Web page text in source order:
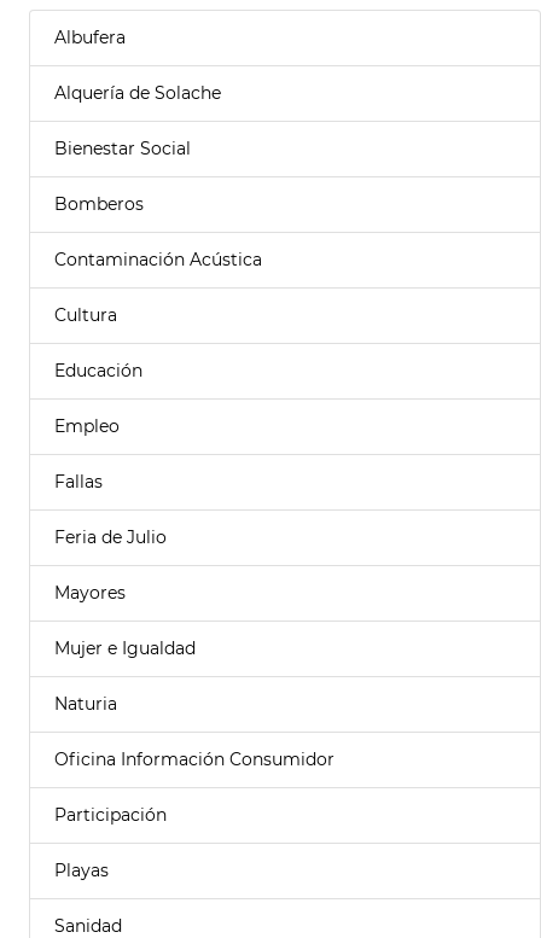
Albufera
Alquería de Solache
Bienestar Social
Bomberos
Contaminación Acústica
Cultura
Educación
Empleo
Fallas
Feria de Julio
Mayores
Mujer e Igualdad
Naturia
Oficina Información Consumidor
Participación
Playas
Sanidad